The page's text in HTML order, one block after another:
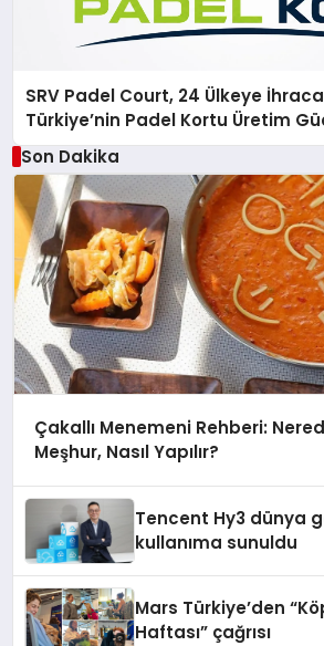
SRV Padel Court, 24 Ülkeye
Türkiye’nin Padel Kortu Üretim
Son Dakika
Çakallı Menemeni Rehberi:
Meşhur, Nasıl Yapılır?
Tencent Hy3 dünya
kullanıma sunuldu
Mars Türkiye’den
Haftası” çağrısı